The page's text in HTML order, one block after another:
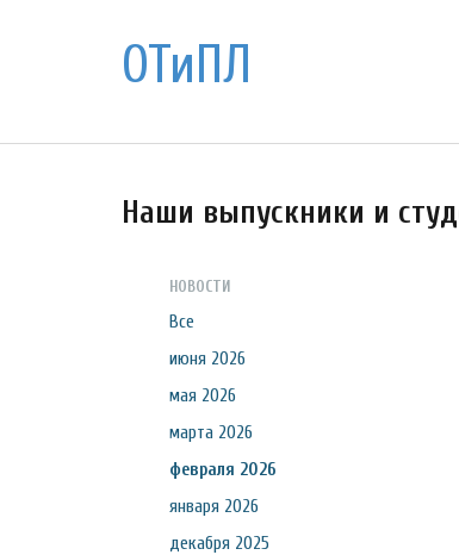
ОТиПЛ
Наши выпускники и
НОВОСТИ
Все
июня 2026
мая 2026
марта 2026
февраля 2026
января 2026
декабря 2025